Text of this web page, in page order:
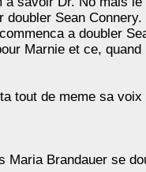
doubler Sean Connery.
a doubler
Marnie et ce,
tout de meme sa voix
Maria Brandauer se